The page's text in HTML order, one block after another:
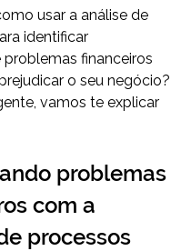
usar a análise de
identificar
financeiros
o seu negócio?
vamos te explicar
problemas
com a
processos